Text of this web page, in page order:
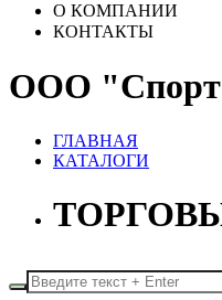
О КОМПАНИИ
КОНТАКТЫ
ООО
ГЛАВНАЯ
КАТАЛОГИ